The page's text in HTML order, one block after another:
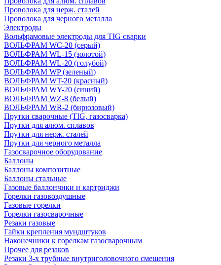
Проволока для нерж. сталей
Проволока для черного металла
Электроды
Вольфрамовые электроды для TIG сварки
ВОЛЬФРАМ WC-20 (серый)
ВОЛЬФРАМ WL-15 (золотой)
ВОЛЬФРАМ WL-20 (голубой)
ВОЛЬФРАМ WP (зеленый)
ВОЛЬФРАМ WT-20 (красный)
ВОЛЬФРАМ WY-20 (синий)
ВОЛЬФРАМ WZ-8 (белый)
ВОЛЬФРАМ WR-2 (бирюзовый)
Прутки сварочные (TIG, газосварка)
Прутки для алюм. сплавов
Прутки для нерж. сталей
Прутки для черного металла
Газосварочное оборудование
Баллоны
Баллоны композитные
Баллоны стальные
Газовые баллончики и картриджи
Горелки газовоздушные
Газовые горелки
Горелки газосварочные
Резаки газовые
Гайки крепления мундштуков
Наконечники к горелкам газосварочным
Прочее для резаков
Резаки 3-х трубные внутриголовочного смешения